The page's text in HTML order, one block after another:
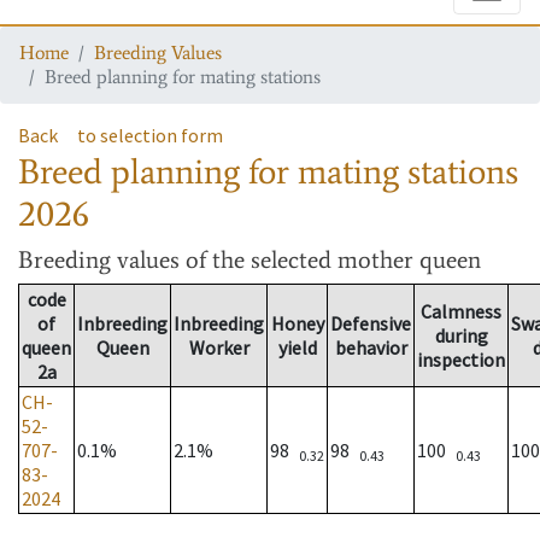
Home
Breeding Values
Breed planning for mating stations
Back to selection form
Breed planning for mating stations
2026
Breeding values of the selected mother queen
code
of
queen
2a
Inbreeding
Queen
Inbreeding
Worker
Honey
yield
Defensive
behavior
Calmness
during
inspection
CH-
52-
707-
83-
2024
0.1% 2.1% 98 0.32 98 0.43 100 0.43